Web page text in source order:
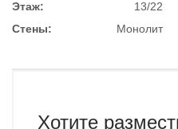
Этаж:
13/22
Стены:
Монолит
Хотите